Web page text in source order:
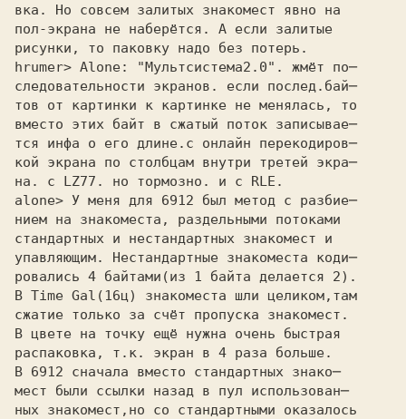
вка. Но совсем залитых знакомест явно на
пол-экрана не наберётся. А если залитые
рисунки, то паковку надо без потерь.
hrumer> Alone: "Мультсистема2.0". жмёт по─
следовательности экранов. если послед.бай─
тов от картинки к картинке не менялась, то
вместо этих байт в сжатый поток записывае─
тся инфа о его длине.с онлайн перекодиров─
кой экрана по столбцам внутри третей экра─
на. с LZ77. но тормозно. и с RLE.
alone> У меня для 6912 был метод с разбие─
нием на знакоместа, раздельными потоками
стандартных и нестандартных знакомест и
упавляющим. Нестандартные знакоместа коди─
ровались 4 байтами(из 1 байта делается 2).
В Time Gal(16ц) знакоместа шли целиком,там
сжатие только за счёт пропуска знакомест.
В цвете на точку ещё нужна очень быстрая
распаковка, т.к. экран в 4 раза больше.
В 6912 сначала вместо стандартных знако─
мест были ссылки назад в пул использован─
ных знакомест,но со стандартными оказалось